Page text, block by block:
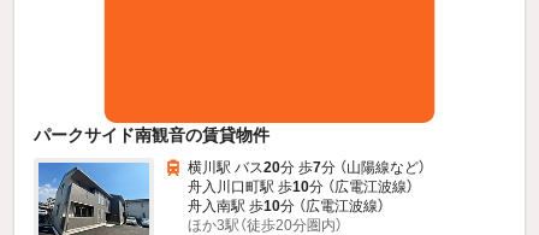
パークサイド南観音の賃貸物件
横川駅 バス20分 歩7分 （山陽線など）
舟入川口町駅 歩10分 （広電江波線）
舟入南駅 歩10分 （広電江波線）
ほか3駅（徒歩20分圏内）